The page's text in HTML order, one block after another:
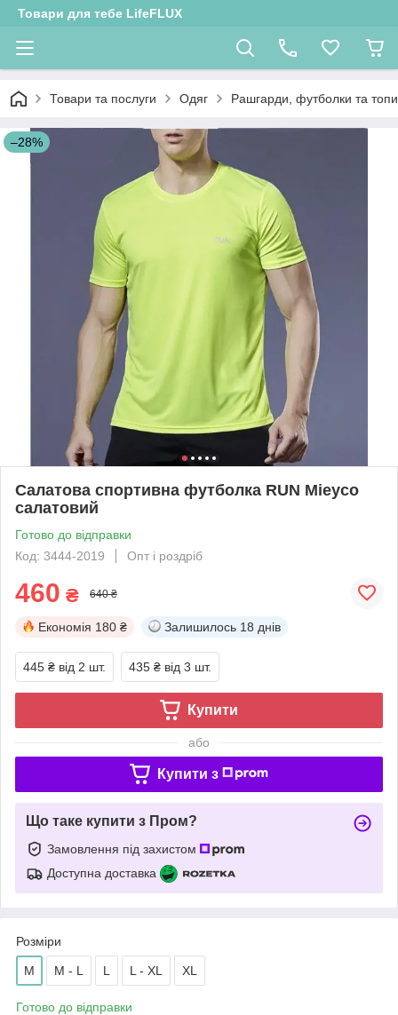
Товари для тебе LifeFLUX
Товари та послуги Одяг Рашгарди, футболки та топи
–28%
Салатова спортивна футболка RUN Mieyco
салатовий
Готово до відправки
Код: 3444-2019
Опт і роздріб
460 ₴ 640 ₴
Економія 180 ₴ Залишилось 18 днів
445 ₴ від 2 шт. 435 ₴ від 3 шт.
Купити
або
Купити з
Що таке купити з Пром?
Замовлення під захистом
Доступна доставка
Розміри
M M - L L L - XL XL
Готово до відправки